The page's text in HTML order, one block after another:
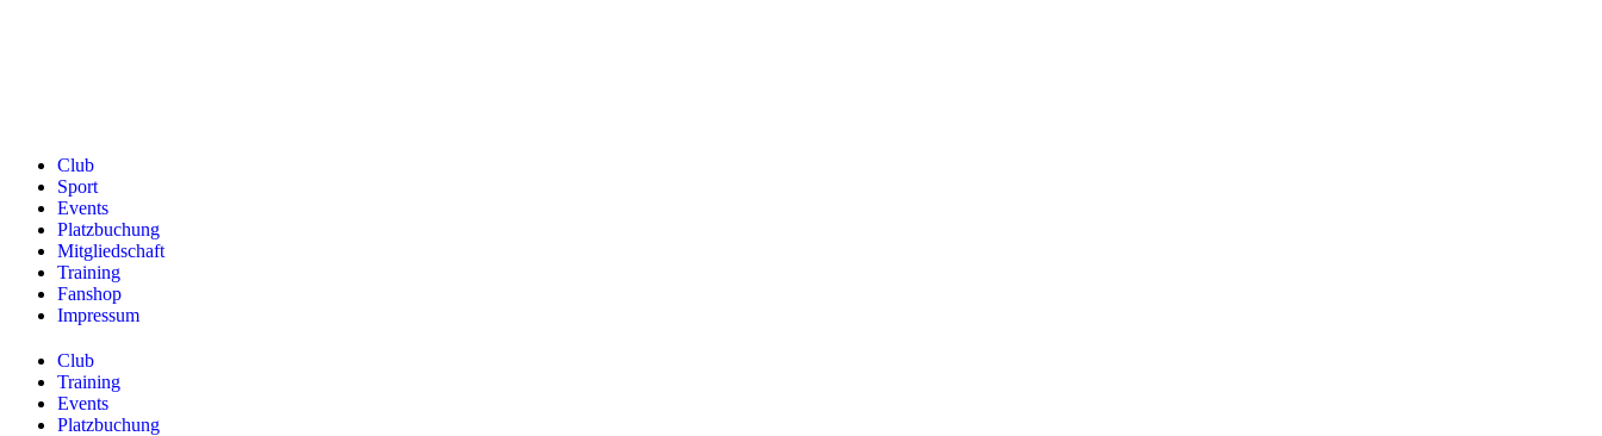
Club
Sport
Events
Platzbuchung
Mitgliedschaft
Training
Fanshop
Impressum
Club
Training
Events
Platzbuchung